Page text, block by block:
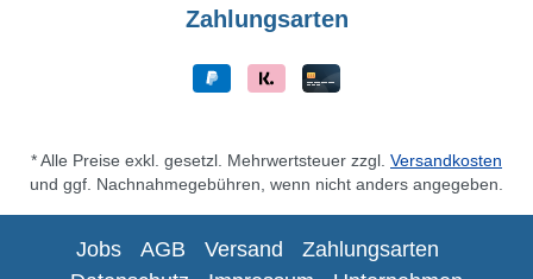
Zahlungsarten
* Alle Preise exkl. gesetzl. Mehrwertsteuer zzgl. Versandkosten
und ggf. Nachnahmegebühren, wenn nicht anders angegeben.
Jobs AGB Versand
Zahlungsarten